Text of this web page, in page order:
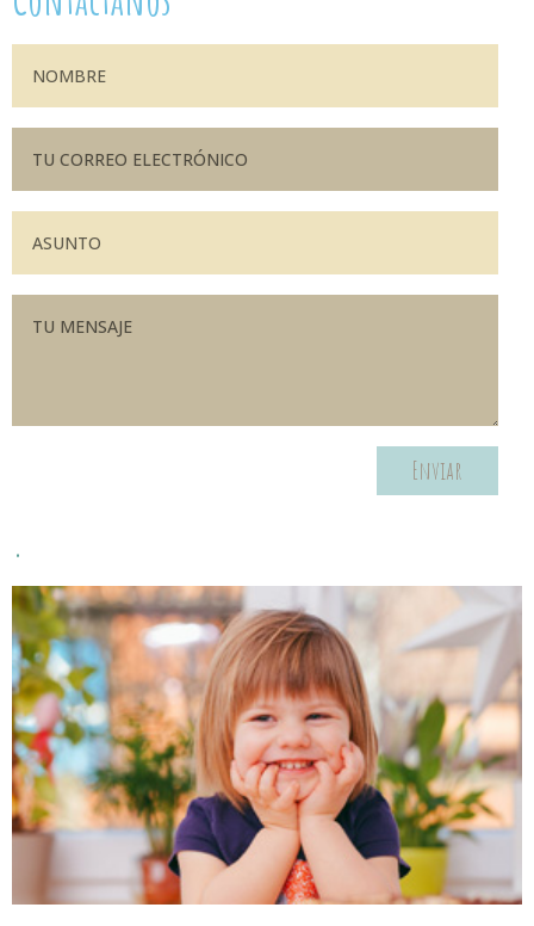
Enviar
.